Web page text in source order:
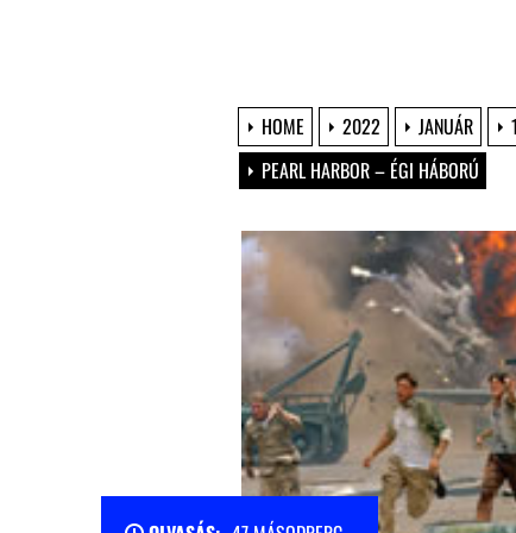
HOME 2022 JANUÁR
PEARL HARBOR – ÉGI HÁBORÚ